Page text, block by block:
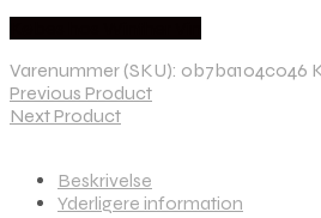
Varenummer (SKU): 0b7ba104c046
Previous Product
Next Product
Beskrivelse
Yderligere information